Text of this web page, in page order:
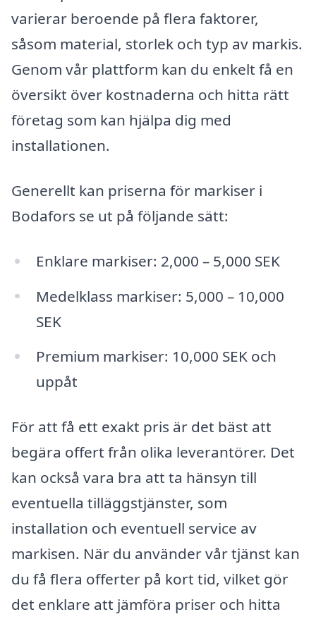
varierar beroende på flera faktorer,
såsom material, storlek och typ av markis.
Genom vår plattform kan du enkelt få en
översikt över kostnaderna och hitta rätt
företag som kan hjälpa dig med
installationen.
Generellt kan priserna för markiser i
Bodafors se ut på följande sätt:
Enklare markiser: 2,000 – 5,000 SEK
Medelklass markiser: 5,000 – 10,000
SEK
Premium markiser: 10,000 SEK och
uppåt
För att få ett exakt pris är det bäst att
begära offert från olika leverantörer. Det
kan också vara bra att ta hänsyn till
eventuella tilläggstjänster, som
installation och eventuell service av
markisen. När du använder vår tjänst kan
du få flera offerter på kort tid, vilket gör
det enklare att jämföra priser och hitta